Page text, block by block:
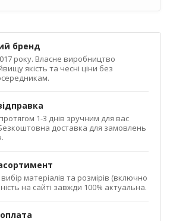
бренд
року. Власне виробництво
якість та чесні ціни без
1-3 днів зручним для вас
доставка для замовлень
матеріалів та розмірів (включно
на сайті завжди 100% актуальна.